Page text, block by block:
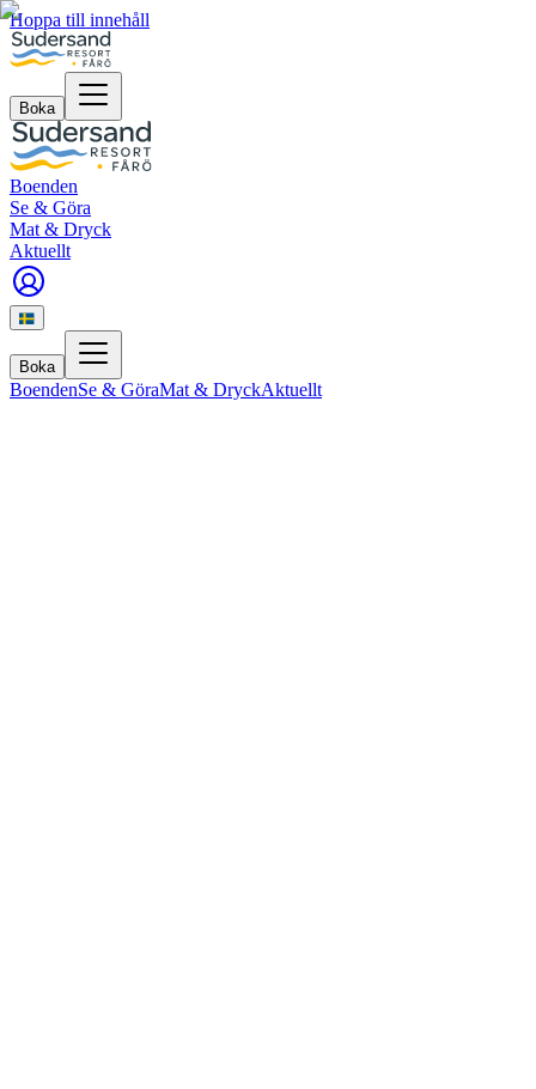
Hoppa till innehåll
Boka
Boenden
Se & Göra
Mat & Dryck
Aktuellt
Boka
BoendenSe & GöraMat & DryckAktuellt